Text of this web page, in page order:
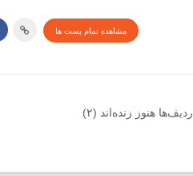
مشاهده تمام پست ها
ردیف‌ها هنوز زنده‌اند (۲)